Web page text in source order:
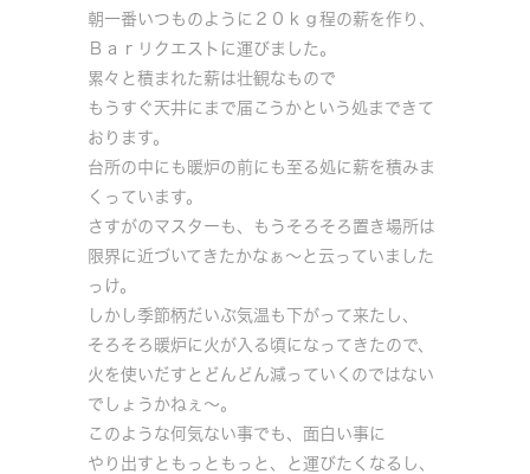
朝一番いつものように２０ｋｇ程の薪を作り、
Ｂａｒリクエストに運びました。
累々と積まれた薪は壮観なもので
もうすぐ天井にまで届こうかという処まできて
おります。
台所の中にも暖炉の前にも至る処に薪を積みま
くっています。
さすがのマスターも、もうそろそろ置き場所は
限界に近づいてきたかなぁ～と云っていました
っけ。
しかし季節柄だいぶ気温も下がって来たし、
そろそろ暖炉に火が入る頃になってきたので、
火を使いだすとどんどん減っていくのではない
でしょうかねぇ～。
このような何気ない事でも、面白い事に
やり出すともっともっと、と運びたくなるし、